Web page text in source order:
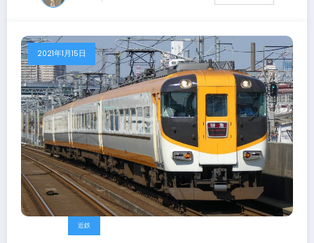
2021年1月15日
近鉄